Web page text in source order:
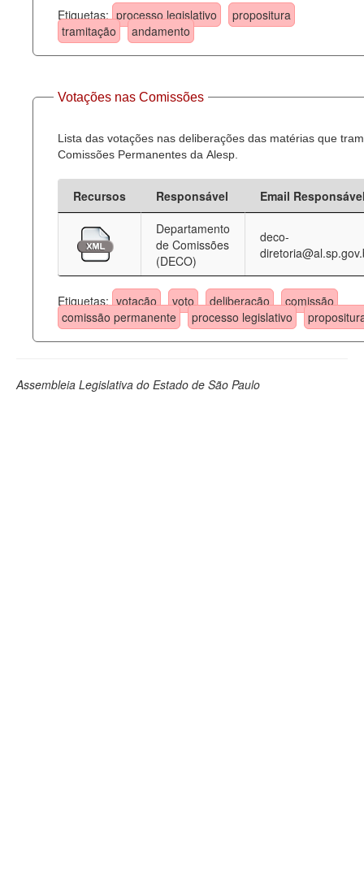
Etiquetas: processo legislativo
propositura
tramitação
andamento
Votações nas Comissões
Lista das votações nas deliberações das matérias que
Comissões Permanentes da Alesp.
Recursos Responsável
Email
Departamento
de Comissões
(DECO)
deco-
Etiquetas: votação voto deliberação
comissão
comissão permanente
processo legislativo
Assembleia Legislativa do Estado de São Paulo